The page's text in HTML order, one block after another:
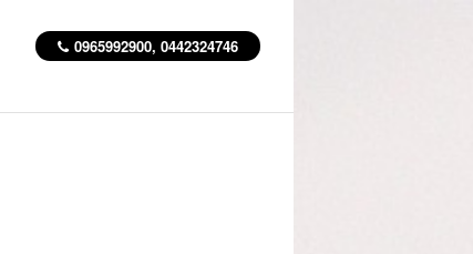
0965992900, 0442324746